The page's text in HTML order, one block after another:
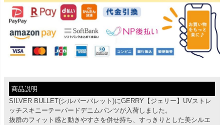
商品説明
SILVER BULLET(シルバーバレット)にGERRY【ジェリー】UVストレ
ッチスキニーテーパードデニムパンツが入荷しました。
抜群のフィット感と動きやすさを併せ持ち、すっきりとした美シルエ